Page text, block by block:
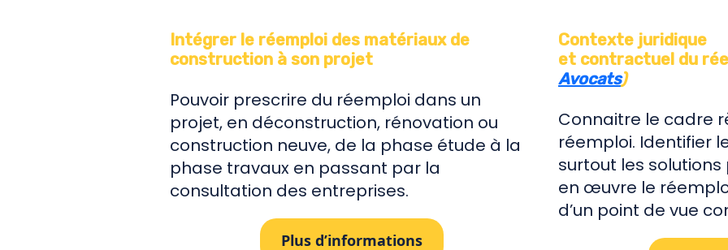
Intégrer le réemploi des matériaux de
construction à son projet
Pouvoir prescrire du réemploi dans un
projet, en déconstruction, rénovation ou
construction neuve, de la phase étude à la
phase travaux en passant par la
consultation des entreprises.
Plus d’informations
Contexte juridique
et contractuel du
Avocats)
Connaitre le cadre
réemploi. Identifier
surtout les
en œuvre le
d’un point de vue